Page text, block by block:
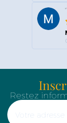
Restez